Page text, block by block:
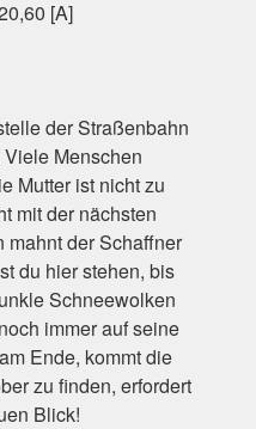
[A]
der Straßenbahn
Menschen
Mutter ist nicht zu
mit der nächsten
mahnt der Schaffner
du hier stehen, bis
Schneewolken
immer auf seine
Ende, kommt die
zu finden, erfordert
Blick!